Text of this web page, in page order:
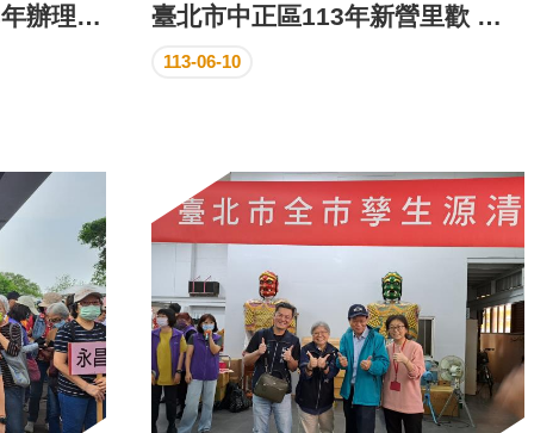
臺北市中正區新營里113年辦理重陽敬老慶中秋暨環保資源回收活動 臺北市中正區113年新營里歡 喜慶端午節聯誼活動
113-06-10